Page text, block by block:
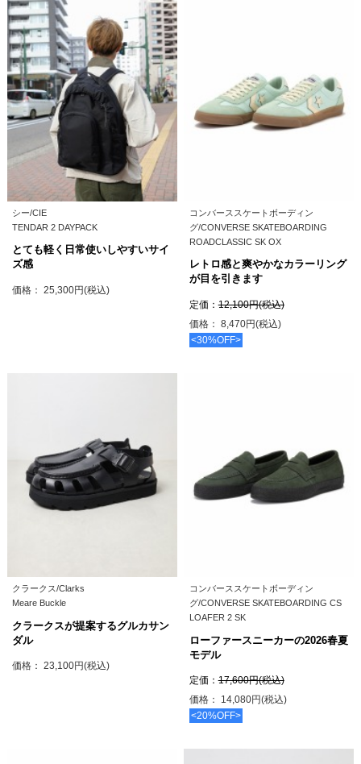
シー/CIE
TENDAR 2 DAYPACK
とても軽く日常使いしやすいサイ
ズ感
価格： 25,300円(税込)
コンバーススケートボーディン
グ/CONVERSE SKATEBOARDING
ROADCLASSIC SK OX
レトロ感と爽やかなカラーリング
が目を引きます
定価：12,100円(税込)
価格： 8,470円(税込)
<30%OFF>
クラークス/Clarks
Meare Buckle
クラークスが提案するグルカサン
ダル
価格： 23,100円(税込)
コンバーススケートボーディン
グ/CONVERSE SKATEBOARDING CS
LOAFER 2 SK
ローファースニーカーの2026春夏
モデル
定価：17,600円(税込)
価格： 14,080円(税込)
<20%OFF>